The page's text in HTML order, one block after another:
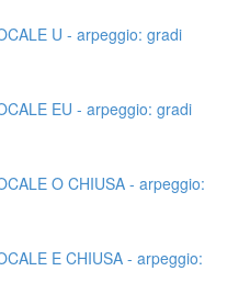
U - arpeggio: gradi
EU - arpeggio: gradi
O CHIUSA - arpeggio:
E CHIUSA - arpeggio: